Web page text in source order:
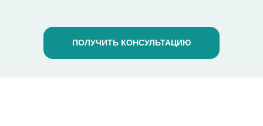
ПОЛУЧИТЬ КОНСУЛЬТАЦИЮ